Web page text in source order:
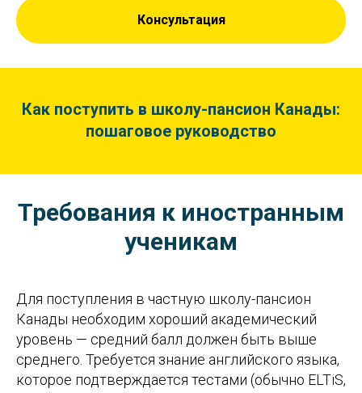
Консультация
Как поступить в школу-пансион Канады:
пошаговое руководство
Требования к иностранным
ученикам
Для поступления в частную школу-пансион
Канады необходим хороший академический
уровень — средний балл должен быть выше
среднего. Требуется знание английского языка,
которое подтверждается тестами (обычно ELTiS,